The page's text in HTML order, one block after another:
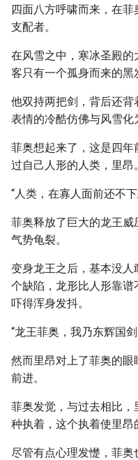
四面八方呼啸而来，在
支配者。
在风雪之中，寒冰圣殿
客只有一个孤身而来的黑
他双持两把剑，背后还背
表情的冷酷仿佛与风雪化
菲奥想起来了，这是四
过自己人形的人类，里昂。
“人类，在寡人面前还不
菲奥释放了巨大的龙王
气势龟裂。
变身龙王之后，基本没
个缺陷，龙形比人形靠
吓得浑身发抖。
“龙王菲奥，我乃东辉国
然而里昂对上了菲奥的
前进。
菲奥发觉，与过去相比
种执着，这个执着使里昂
尽管有点心理发憷，菲